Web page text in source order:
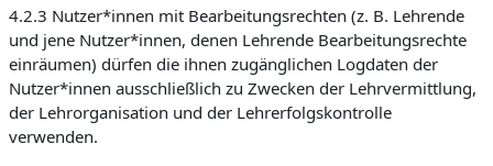
4.2.3 Nutzer*innen mit Bearbeitungsrechten (z. B. Lehrende
und jene Nutzer*innen, denen Lehrende Bearbeitungsrechte
einräumen) dürfen die ihnen zugänglichen Logdaten der
Nutzer*innen ausschließlich zu Zwecken der Lehrvermittlung,
der Lehrorganisation und der Lehrerfolgskontrolle
verwenden.